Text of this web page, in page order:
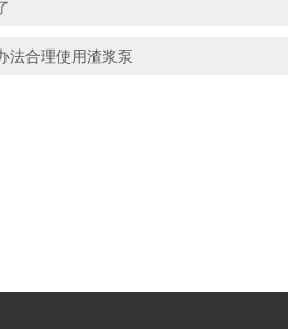
法合理使用渣浆泵